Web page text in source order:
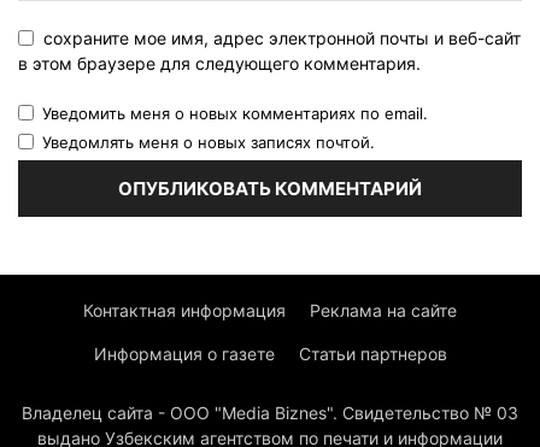
сохраните мое имя, адрес электронной почты и веб-сайт
в этом браузере для следующего комментария.
Уведомить меня о новых комментариях по email.
Уведомлять меня о новых записях почтой.
Контактная информация Реклама на сайте
Информация о газете Статьи партнеров
Владелец сайта - ООО "Media Biznes". Свидетельство № 03
выдано Узбекским агентством по печати и информации